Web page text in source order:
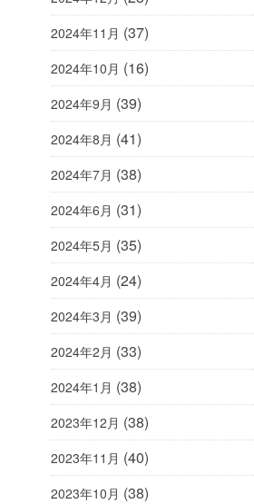
2024年11月 (37)
2024年10月 (16)
2024年9月 (39)
2024年8月 (41)
2024年7月 (38)
2024年6月 (31)
2024年5月 (35)
2024年4月 (24)
2024年3月 (39)
2024年2月 (33)
2024年1月 (38)
2023年12月 (38)
2023年11月 (40)
2023年10月 (38)